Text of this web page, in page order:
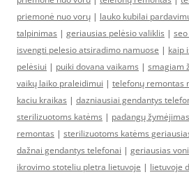
priemonė nuo vorų | lauko kubilai
talpinimas | geriausias pelėsio valiklis |
isvengti pelesio atsiradimo namuose | kaip
pelėsiui | puiki dovana vaikams | smagiam
vaikų laiko praleidimui | telefonų remontas
kaciu kraikas | dazniausiai gendantys
sterilizuotoms katėms | padangų žymėjimas
remontas | sterilizuotoms katėms
dažnai gendantys telefonai | geriausias
ikrovimo stoteliu pletra lietuvoje | lietuvoje